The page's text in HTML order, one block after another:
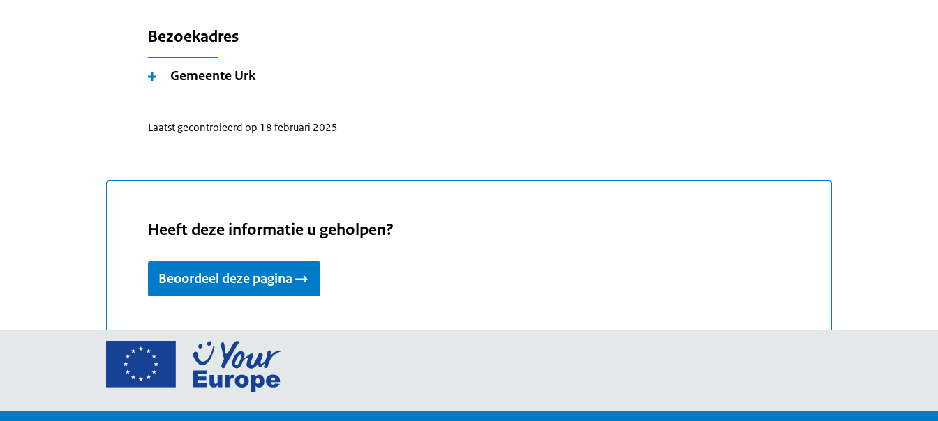
Bezoekadres
Gemeente Urk
Laatst gecontroleerd op 18 februari 2025
Heeft deze informatie u geholpen?
Beoordeel deze pagina
Ga
homepage